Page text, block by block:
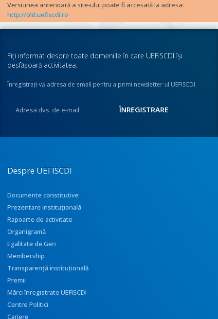
Versiunea anterioară a site-ului poate fi accesată la adresa:
http://old.uefiscdi.ro
Fiţi informat despre toate domeniile în care UEFISCDI îşi
desfăşoară activitatea.
Înregistraţi-vă adresa de email pentru a primi newsletter-ul UEFISCDI
Despre UEFISCDI
Documente constitutive
Prezentare instituţională
Rapoarte de activitate
Organigramă
Egalitate de Gen
Membership
Transparenţă instituţională
Premii
Mărci înregistrate UEFISCDI
Centre Politici
Cariere